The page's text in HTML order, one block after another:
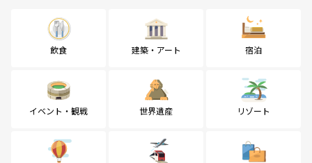
飲食 建築・アート 宿泊
イベント・観戦 世界遺産 リゾート